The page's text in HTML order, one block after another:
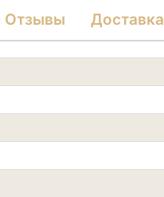
Отзывы Доставка